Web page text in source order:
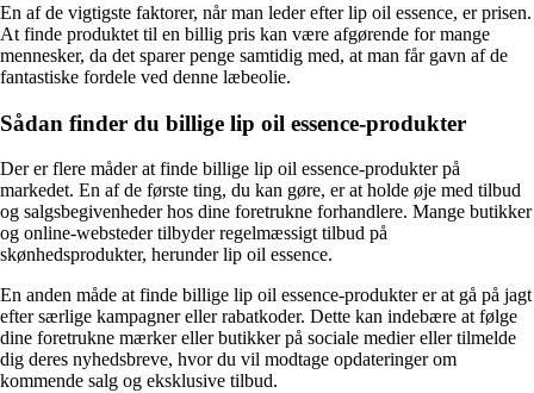
En af de vigtigste faktorer, når man leder efter lip oil essence, er prisen.
At finde produktet til en billig pris kan være afgørende for mange
mennesker, da det sparer penge samtidig med, at man får gavn af de
fantastiske fordele ved denne læbeolie.
Sådan finder du billige lip oil essence-produkter
Der er flere måder at finde billige lip oil essence-produkter på
markedet. En af de første ting, du kan gøre, er at holde øje med tilbud
og salgsbegivenheder hos dine foretrukne forhandlere. Mange butikker
og online-websteder tilbyder regelmæssigt tilbud på
skønhedsprodukter, herunder lip oil essence.
En anden måde at finde billige lip oil essence-produkter er at gå på jagt
efter særlige kampagner eller rabatkoder. Dette kan indebære at følge
dine foretrukne mærker eller butikker på sociale medier eller tilmelde
dig deres nyhedsbreve, hvor du vil modtage opdateringer om
kommende salg og eksklusive tilbud.